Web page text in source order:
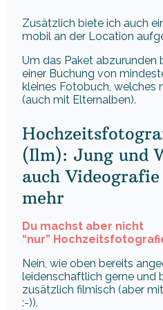
Zusätzlich biete ich auch
mobil an der Location
Um das Paket abzurunden
einer Buchung von
kleines Fotobuch, welches
(auch mit Elternalben).
(Ilm): Jung und
auch
mehr
Du machst aber nicht
“nur”
Nein, wie oben bereits
leidenschaftlich gerne und
zusätzlich filmisch (aber
:-)).